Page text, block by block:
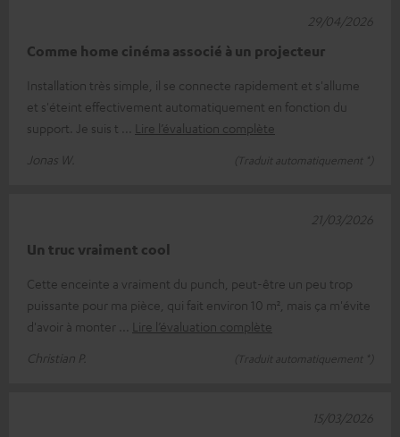
Comme home cinéma associé à un projecteur
Installation très simple, il se connecte rapidement et s'allume
et s'éteint effectivement automatiquement en fonction du
support. Je suis t
Lire l’évaluation complète
Jonas W.
(Traduit automatiquement *)
29/04/2026
Un truc vraiment cool
Cette enceinte a vraiment du punch, peut-être un peu trop
puissante pour ma pièce, qui fait environ 10 m², mais ça m'évite
d'avoir à monter
Lire l’évaluation complète
Christian P.
(Traduit automatiquement *)
21/03/2026
15/03/2026